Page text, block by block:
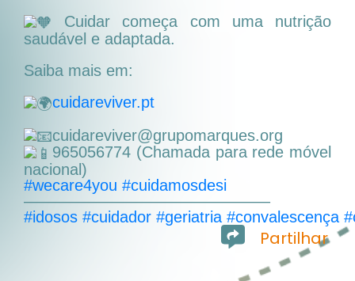
Cuidar começa com uma nutrição
saudável e adaptada.
Saiba mais em:
cuidareviver.pt
cuidareviver@grupomarques.org
965056774 (Chamada para rede móvel
nacional)
#wecare4you #cuidamosdesi
———————————————–
#idosos #cuidador #geriatria #convalescença
Partilhar